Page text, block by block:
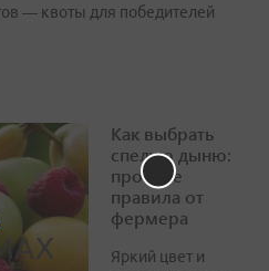
— квоты для победителей
Как выбрать
спелую дыню:
простые
правила от
фермера
Яркий цвет и